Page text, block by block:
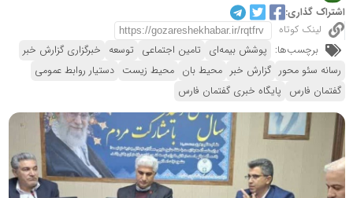
اشتراک گذاری:
لینک کوتاه
برچسب‌ها: پوشش بیمه‌ای تامین اجتماعی توسعه خبرگزاری گزارش خبر
رسانه سئو محور گزارش خبر محیط بان محیط زیست دستیار روابط عمومی
گفتمان فارس پایگاه خبری گفتمان فارس